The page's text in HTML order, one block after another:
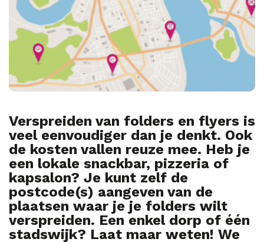
Verspreiden van folders en flyers is
veel eenvoudiger dan je denkt. Ook
de kosten vallen reuze mee. Heb je
een lokale snackbar, pizzeria of
kapsalon? Je kunt zelf de
postcode(s) aangeven van de
plaatsen waar je je folders wilt
verspreiden. Een enkel dorp of één
stadswijk? Laat maar weten! We